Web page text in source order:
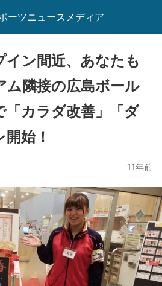
ーツニュースメディア
イン間近、あなたも
ム隣接の広島ボール
「カラダ改善」「ダ
始！
11年前